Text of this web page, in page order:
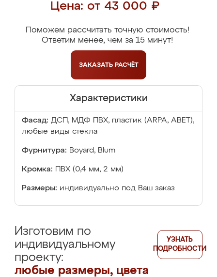
Цена: от 43 000 ₽
Поможем рассчитать точную стоимость!
Ответим менее, чем за 15 минут!
ЗАКАЗАТЬ РАСЧЁТ
Характеристики
Фасад: ДСП, МДФ ПВХ, пластик (ARPA, ABET),
любые виды стекла
Фурнитура: Boyard, Blum
Кромка: ПВХ (0,4 мм, 2 мм)
Размеры: индивидуально под Ваш заказ
Изготовим по
индивидуальному
проекту:
любые размеры, цвета
УЗНАТЬ
ПОДРОБНОСТИ